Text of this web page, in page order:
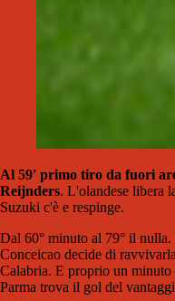
Al 59' primo tiro da fuori
Reijnders. L'olandese libera
Suzuki c'è e respinge.
Dal 60° minuto al 79° il nulla.
Conceicao decide di
Calabria. E proprio un minuto
Parma trova il gol del